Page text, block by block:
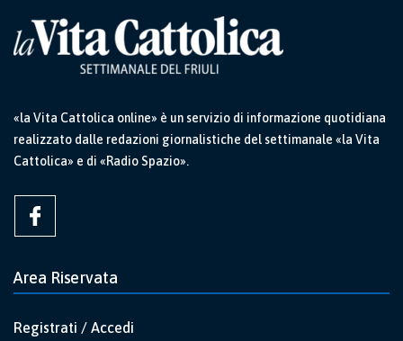
«la Vita Cattolica online» è un servizio di informazione quotidiana
realizzato dalle redazioni giornalistiche del settimanale «la Vita
Cattolica» e di «Radio Spazio».
Area Riservata
Registrati / Accedi